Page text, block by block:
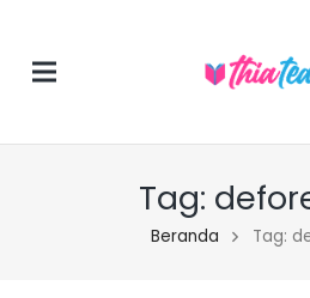
Tag:
Beranda Tag: